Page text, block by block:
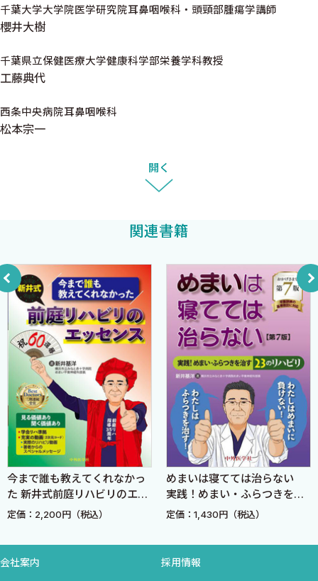
VIII．ハント症候群
X．聴神経腫瘍
XI．神経血管圧迫症候群
 XIII．頸性めまい
 XIV.うつ・不安障害によるめまい
9．非アレルギー性鼻炎 〈米倉修二〉
11．慢性副鼻腔炎 〈吉川 衛〉
12．嗅覚障害 〈鎌田英男〉
13．口腔疾患 〈根本俊光〉
I．口内炎・舌炎
II．口腔乾燥症
III．味覚障害
IV．舌痛症
V．口臭症
14．唾液腺炎 〈三橋敏雄〉
I．ウイルス性
II．細菌性
III．結核，放線菌症
IV．シェーグレン症候群
V．木村氏病
15．咽頭炎 〈本田耕平〉
千葉大学大学院医学研究院耳鼻咽喉科・頭頸部腫瘍学講師
櫻井大樹
千葉県立保健医療大学健康科学部栄養学科教授
工藤典代
西条中央病院耳鼻咽喉科
松本宗一
開く
関連書籍
今まで誰も教えてくれなかっ
た 新井式前庭リハビリのエッ
センス
定価：2,200円（税込）
めまいは寝てては治らない
実践！めまい・ふらつきを治
す23のリハビリ 第7版
定価：1,430円（税込）
会社案内 採用情報